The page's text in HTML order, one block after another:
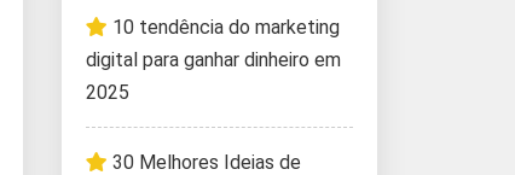
10 tendência do marketing
digital para ganhar dinheiro em
2025
30 Melhores Ideias de